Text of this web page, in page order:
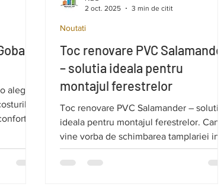
alegere
Toc renovare PVC Salamander
– solutia ideala pentru
montajul ferestrelor
Toc renovare PVC Salamander – solutia
ideala pentru montajul ferestrelor. Cand
vine vorba de schimbarea tamplariei intr-
o locuinta existenta, provocarea este sa
obtii un rezultat modern, eficient
Noutati
2 oct. 2025
3 min de citit